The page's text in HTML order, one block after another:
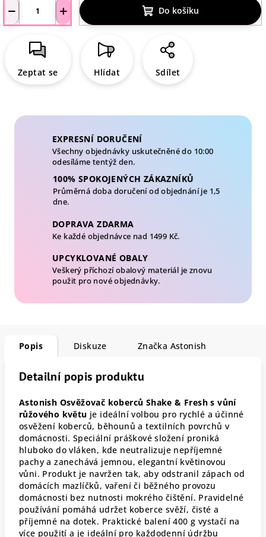
+
− Do košíku
Zeptat se Hlídat Sdílet
EXPRESNÍ DORUČENÍ
Všechny objednávky uskutečněné do 10:00
odesíláme tentýž den.
100% SPOKOJENÝCH ZÁKAZNÍKŮ
Průměrná doba doručení od objednání je 1,5
dne.
DOPRAVA ZDARMA
Ke každé objednávce nad 1499 Kč.
UPCYKLOVANÉ OBALY
Veškerý příchozí obalový materiál je znovu
použit pro nové objednávky.
Popis Diskuze Značka Astonish
Detailní popis produktu
Astonish Osvěžovač koberců Shake & Fresh s vůní
růžového květu je ideální volbou pro rychlé a účinné
osvěžení koberců, běhounů a textilních povrchů v
domácnosti. Speciální práškové složení proniká
hluboko do vláken, kde neutralizuje nepříjemné
pachy a zanechává jemnou, elegantní květinovou
vůni. Produkt je navržen tak, aby odstranil zápach od
domácích mazlíčků, vaření či běžného provozu
domácnosti bez nutnosti mokrého čištění. Pravidelné
používání pomáhá udržet koberce svěží, čisté a
příjemné na dotek. Praktické balení 400 g vystačí na
více použití a je ideální pro každodenní údržbu